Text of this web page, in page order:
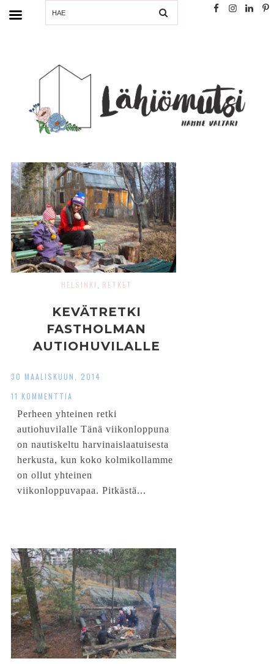
SEARCH
HELSINKI RETKET
KEVÄTRETKI
FASTHOLMAN
AUTIOHUVILALLE
30 MAALISKUUN, 2014
11 KOMMENTTIA
Perheen yhteinen retki
autiohuvilalle Tänä viikonloppuna
on nautiskeltu harvinaislaatuisesta
herkusta, kun koko kolmikollamme
on ollut yhteinen
viikonloppuvapaa. Pitkästä...